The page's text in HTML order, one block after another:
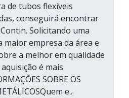
de tubos flexíveis
conseguirá encontrar
Solicitando uma
maior empresa da área e
a melhor em qualidade
é mais
SOBRE OS
e...